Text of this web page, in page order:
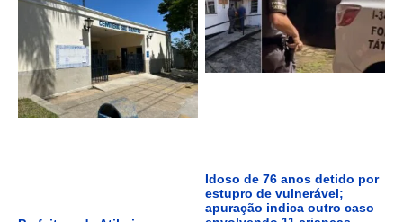
Idoso de 76 anos detido por
estupro de vulnerável;
apuração indica outro caso